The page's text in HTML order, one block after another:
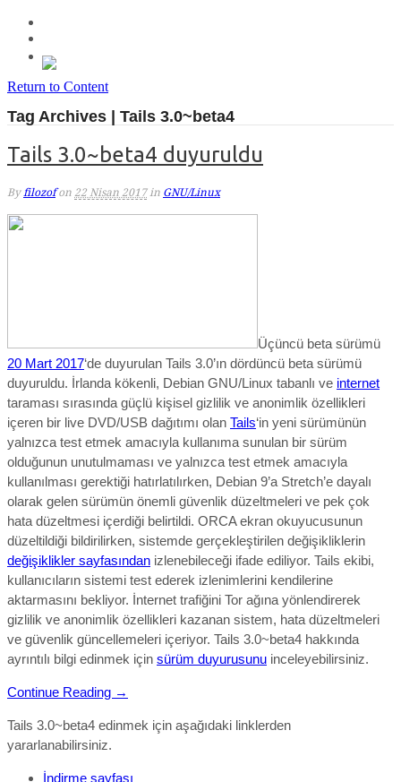
Return to Content
Tag Archives | Tails 3.0~beta4
Tails 3.0~beta4 duyuruldu
By filozof on 22 Nisan 2017 in GNU/Linux
Üçüncü beta sürümü
20 Mart 2017‘de duyurulan Tails 3.0’ın dördüncü beta sürümü
duyuruldu. İrlanda kökenli, Debian GNU/Linux tabanlı ve internet
taraması sırasında güçlü kişisel gizlilik ve anonimlik özellikleri
içeren bir live DVD/USB dağıtımı olan Tails‘in yeni sürümünün
yalnızca test etmek amacıyla kullanıma sunulan bir sürüm
olduğunun unutulmaması ve yalnızca test etmek amacıyla
kullanılması gerektiği hatırlatılırken, Debian 9’a Stretch’e dayalı
olarak gelen sürümün önemli güvenlik düzeltmeleri ve pek çok
hata düzeltmesi içerdiği belirtildi. ORCA ekran okuyucusunun
düzeltildiği bildirilirken, sistemde gerçekleştirilen değişikliklerin
değişiklikler sayfasından izlenebileceği ifade ediliyor. Tails ekibi,
kullanıcıların sistemi test ederek izlenimlerini kendilerine
aktarmasını bekliyor. İnternet trafiğini Tor ağına yönlendirerek
gizlilik ve anonimlik özellikleri kazanan sistem, hata düzeltmeleri
ve güvenlik güncellemeleri içeriyor. Tails 3.0~beta4 hakkında
ayrıntılı bilgi edinmek için sürüm duyurusunu inceleyebilirsiniz.
Continue Reading →
Tails 3.0~beta4 edinmek için aşağıdaki linklerden
yararlanabilirsiniz.
İndirme sayfası